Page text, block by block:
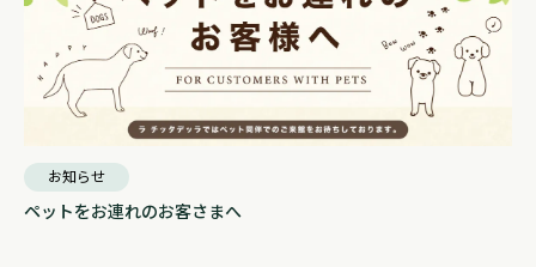
お知らせ
ペットをお連れのお客さまへ